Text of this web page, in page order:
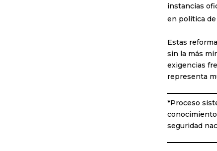
instancias
en política de
Estas
sin la más
exigencias
representa
*Proceso
seguridad